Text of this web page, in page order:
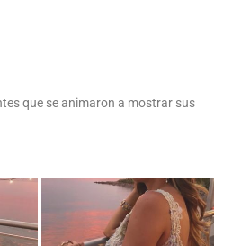
que se animaron a mostrar sus